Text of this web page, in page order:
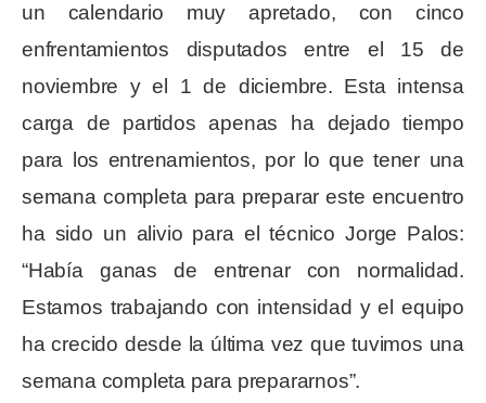
un calendario muy apretado, con cinco
enfrentamientos disputados entre el 15 de
noviembre y el 1 de diciembre. Esta intensa
carga de partidos apenas ha dejado tiempo
para los entrenamientos, por lo que tener una
semana completa para preparar este encuentro
ha sido un alivio para el técnico Jorge Palos:
“Había ganas de entrenar con normalidad.
Estamos trabajando con intensidad y el equipo
ha crecido desde la última vez que tuvimos una
semana completa para prepararnos”.